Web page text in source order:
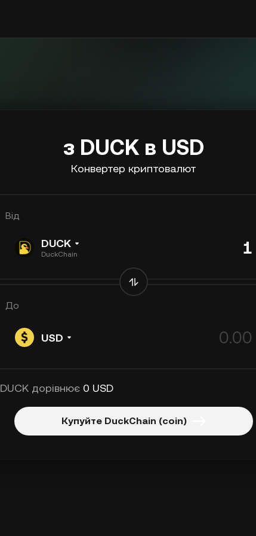
з DUCK в USD
Конвертер криптовалют
Від
DUCK
DuckChain
До
USD
дорівнює 0 USD
Купуйте DuckChain (coin)